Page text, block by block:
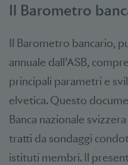
Il Barometro
Il Barometro bancario,
annuale dall’ASB,
principali parametri e
elvetica. Questo
Banca nazionale
tratti da sondaggi
istituti membri. Il